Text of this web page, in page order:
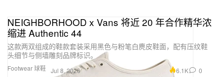
Footwear 球鞋
NEIGHBORHOOD x Vans 将近 20 年合作精华浓
缩进 Authentic 44
这款两双组成的鞋款套装采用黑色与粉笔白麂皮鞋面，配有压纹鞋
头细节与侧墙雕刻品牌标识。
Jul 8, 2026 6.1K 0